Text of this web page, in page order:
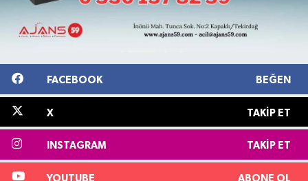
FACEBOOK BEĞEN
X TAKIP ET
INSTAGRAM TAKIP ET
YOUTUBE ABONE OL